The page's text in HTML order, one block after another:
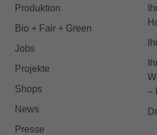
Produktion
Bio + Fair + Green
Jobs
Projekte
Shops
News
Presse
–